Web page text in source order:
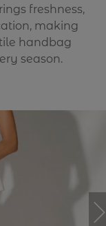
freshness,
making
handbag
season.